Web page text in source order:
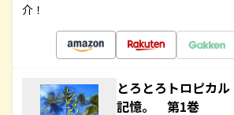
介！
とろとろトロピカ
記憶。 第1巻